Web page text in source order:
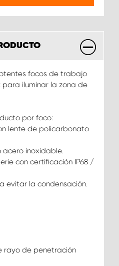
focos de trabajo
para iluminar la zona de
por foco:
lente de policarbonato
inoxidable.
con certificación IP68 /
evitar la condensación.
rayo de penetración